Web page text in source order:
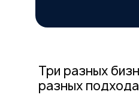
Три разных
разных